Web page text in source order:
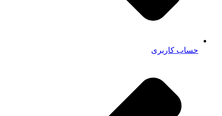
حساب کاربری